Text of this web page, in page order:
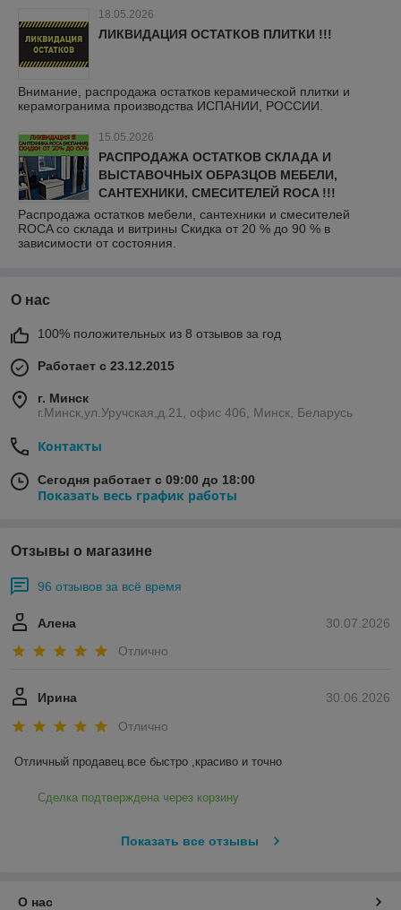
18.05.2026
ЛИКВИДАЦИЯ ОСТАТКОВ ПЛИТКИ !!!
Внимание, распродажа остатков керамической плитки и
керамогранима производства ИСПАНИИ, РОССИИ.
15.05.2026
РАСПРОДАЖА ОСТАТКОВ СКЛАДА И
ВЫСТАВОЧНЫХ ОБРАЗЦОВ МЕБЕЛИ,
САНТЕХНИКИ, СМЕСИТЕЛЕЙ ROCA !!!
Распродажа остатков мебели, сантехники и смесителей
ROCA со склада и витрины Скидка от 20 % до 90 % в
зависимости от состояния.
О нас
100% положительных из 8 отзывов за год
Работает с 23.12.2015
г. Минск
г.Минск,ул.Уручская,д.21, офис 406, Минск, Беларусь
Контакты
Сегодня работает с 09:00 до 18:00
Показать весь график работы
Отзывы о магазине
96 отзывов за всё время
30.07.2026
Алена
Отлично
30.06.2026
Ирина
Отлично
Отличный продавец.все быстро ,красиво и точно
Сделка подтверждена через корзину
Показать все отзывы
О нас